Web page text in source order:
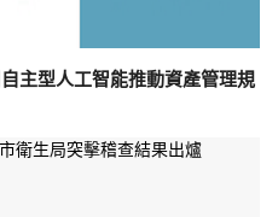
主型人工智能推動資產管理規